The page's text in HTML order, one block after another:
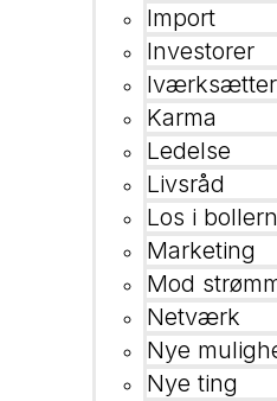
Import
Investorer
Karma
Ledelse
Livsråd
Los i
Marketing
Mod
Netværk
Nye
Nye ting